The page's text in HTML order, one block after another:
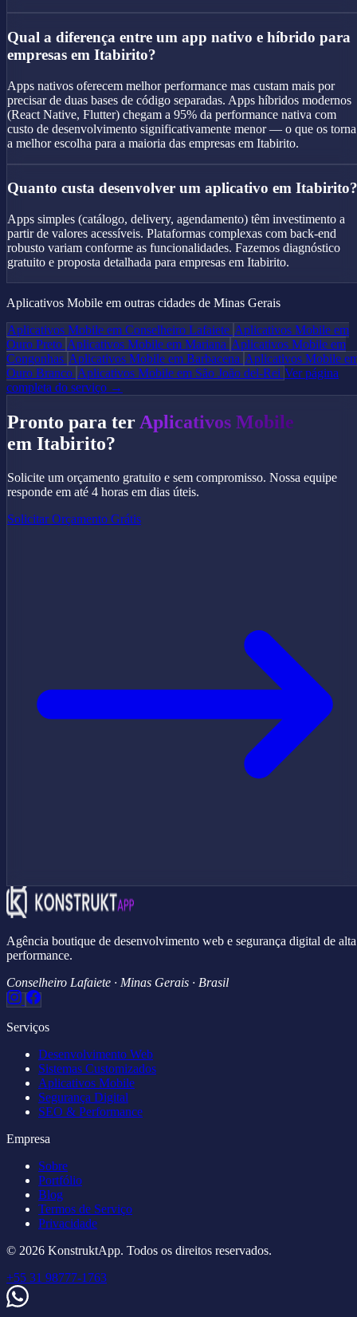
Qual a diferença entre um app nativo e híbrido para
empresas em Itabirito?
Apps nativos oferecem melhor performance mas custam mais por
precisar de duas bases de código separadas. Apps híbridos modernos
(React Native, Flutter) chegam a 95% da performance nativa com
custo de desenvolvimento significativamente menor — o que os torna
a melhor escolha para a maioria das empresas em Itabirito.
Quanto custa desenvolver um aplicativo em Itabirito?
Apps simples (catálogo, delivery, agendamento) têm investimento a
partir de valores acessíveis. Plataformas complexas com back-end
robusto variam conforme as funcionalidades. Fazemos diagnóstico
gratuito e proposta detalhada para empresas em Itabirito.
Aplicativos Mobile em outras cidades de Minas Gerais
Aplicativos Mobile em Conselheiro Lafaiete Aplicativos Mobile em
Ouro Preto Aplicativos Mobile em Mariana Aplicativos Mobile em
Congonhas Aplicativos Mobile em Barbacena Aplicativos Mobile
Ouro Branco Aplicativos Mobile em São João del-Rei Ver página
completa do serviço →
Pronto para ter Aplicativos Mobile
em Itabirito?
Solicite um orçamento gratuito e sem compromisso. Nossa equipe
responde em até 4 horas em dias úteis.
Solicitar Orçamento Grátis
Agência boutique de desenvolvimento web e segurança digital de alta
performance.
Conselheiro Lafaiete · Minas Gerais · Brasil
Serviços
Desenvolvimento Web
Sistemas Customizados
Aplicativos Mobile
Segurança Digital
SEO & Performance
Empresa
Sobre
Portfólio
Blog
Termos de Serviço
Privacidade
© 2026 KonstruktApp. Todos os direitos reservados.
+55 31 98777-1763